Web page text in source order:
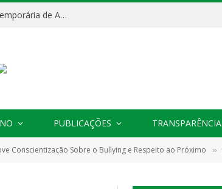
Processo Seletivo nº 001/2025 para Contratação Temporária de Agentes Comunitários de Saúde (ACS)
PUBLICAÇÕES TRANSPARÊNCIA
Conscientização Sobre o Bullying e Respeito ao Próximo »